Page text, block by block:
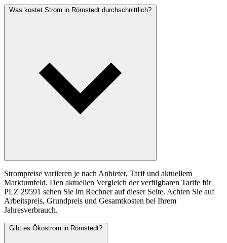
Was kostet Strom in Römstedt durchschnittlich?
Strompreise variieren je nach Anbieter, Tarif und aktuellem
Marktumfeld. Den aktuellen Vergleich der verfügbaren Tarife für
PLZ 29591 sehen Sie im Rechner auf dieser Seite. Achten Sie auf
Arbeitspreis, Grundpreis und Gesamtkosten bei Ihrem
Jahresverbrauch.
Gibt es Ökostrom in Römstedt?